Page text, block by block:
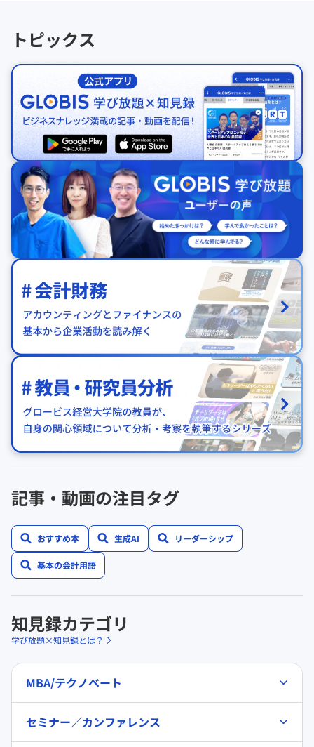
トピックス
記事・動画の注目タグ
おすすめ本 生成AI リーダーシップ
基本の会計用語
知見録カテゴリ
学び放題×知見録とは？
MBA/テクノベート
セミナー／カンファレンス